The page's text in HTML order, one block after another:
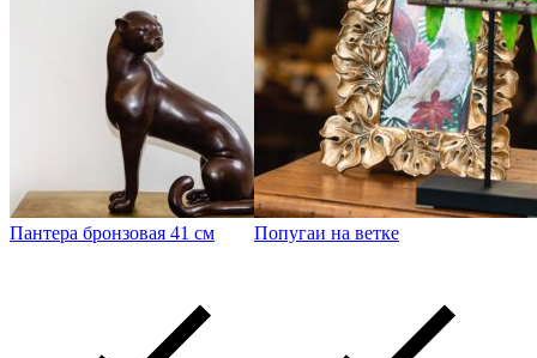
Пантера бронзовая 41 см Попугаи на ветке